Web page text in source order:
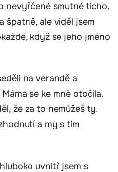
nevyřčené smutné ticho.
špatně, ale viděl jsem
když se jeho jméno
na verandě a
se ke mně otočila.
že za to nemůžeš ty.
a my s tím
uvnitř jsem si